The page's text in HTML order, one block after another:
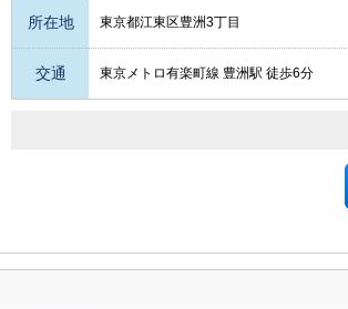
所在地 東京都江東区豊洲3丁目
交通 東京メトロ有楽町線 豊洲駅 徒歩6分